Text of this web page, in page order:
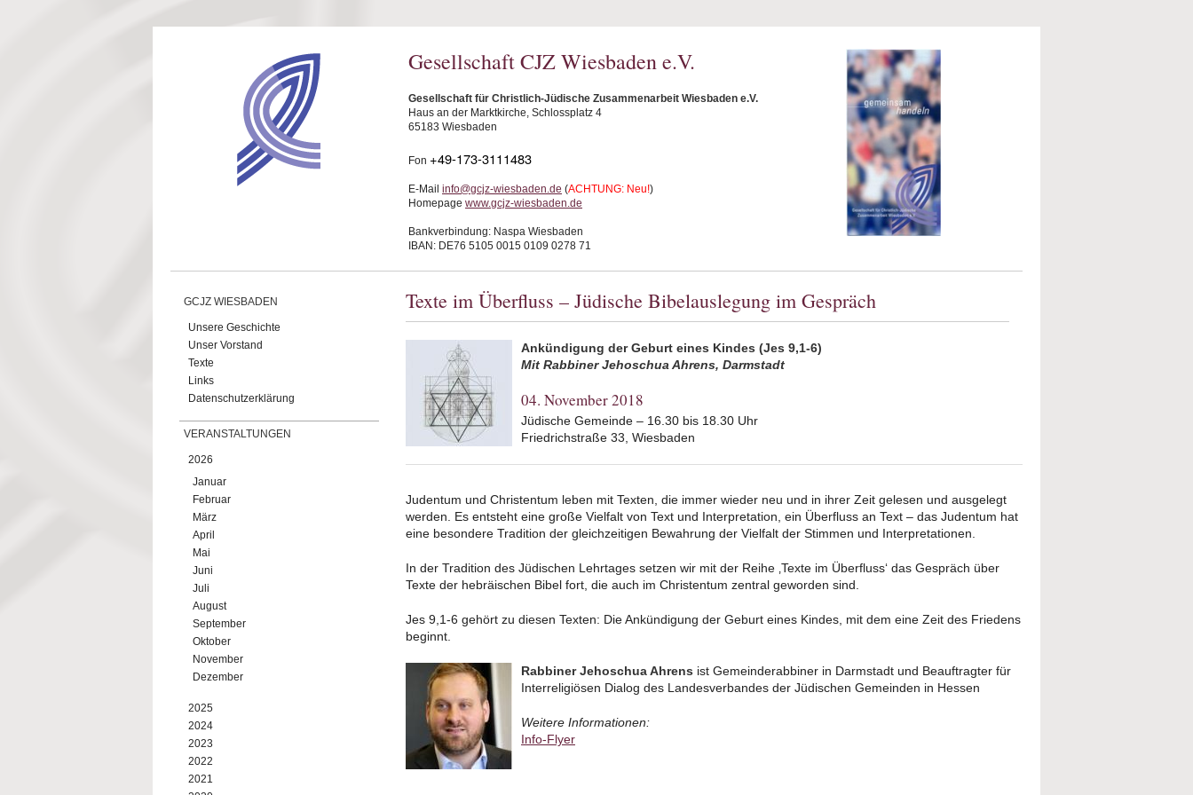
Gesellschaft CJZ Wiesbaden e.V.
Gesellschaft für Christlich-Jüdische Zusammenarbeit Wiesbaden e.V.
Haus an der Marktkirche, Schlossplatz 4
65183 Wiesbaden
Fon +49-173-3111483
E-Mail info@gcjz-wiesbaden.de (ACHTUNG: Neu!)
Homepage www.gcjz-wiesbaden.de
Bankverbindung: Naspa Wiesbaden
IBAN: DE76 5105 0015 0109 0278 71
GCJZ WIESBADEN
Unsere Geschichte
Unser Vorstand
Texte
Links
Datenschutzerklärung
VERANSTALTUNGEN
2026
Januar
Februar
März
April
Mai
Juni
Juli
August
September
Oktober
November
Dezember
2025
2024
2023
2022
2021
Texte im Überfluss – Jüdische Bibelauslegung im Gespräch
Ankündigung der Geburt eines Kindes (Jes 9,1-6)
Mit Rabbiner Jehoschua Ahrens, Darmstadt
04. November 2018
Jüdische Gemeinde – 16.30 bis 18.30 Uhr
Friedrichstraße 33, Wiesbaden
Judentum und Christentum leben mit Texten, die immer wieder neu und in ihrer Zeit gelesen und ausgelegt
werden. Es entsteht eine große Vielfalt von Text und Interpretation, ein Überfluss an Text – das Judentum hat
eine besondere Tradition der gleichzeitigen Bewahrung der Vielfalt der Stimmen und Interpretationen.
In der Tradition des Jüdischen Lehrtages setzen wir mit der Reihe ‚Texte im Überfluss‘ das Gespräch über
Texte der hebräischen Bibel fort, die auch im Christentum zentral geworden sind.
Jes 9,1-6 gehört zu diesen Texten: Die Ankündigung der Geburt eines Kindes, mit dem eine Zeit des Friedens
beginnt.
Rabbiner Jehoschua Ahrens ist Gemeinderabbiner in Darmstadt und Beauftragter für
Interreligiösen Dialog des Landesverbandes der Jüdischen Gemeinden in Hessen
Weitere Informationen:
Info-Flyer